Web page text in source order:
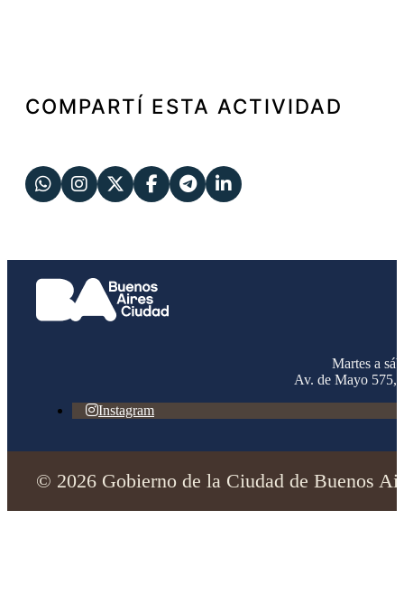
COMPARTÍ ESTA ACTIVIDAD
Martes a
Av. de Mayo 575,
Instagram
© 2026 Gobierno de la Ciudad de Buenos